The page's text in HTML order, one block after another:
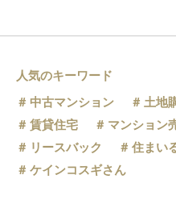
人気のキーワード
中古マンション
土地
賃貸住宅
マンション
リースバック
住まい
ケインコスギさん